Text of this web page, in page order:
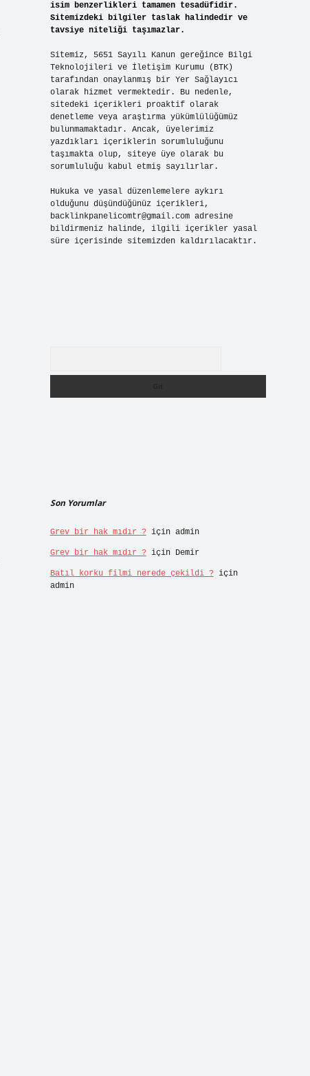
isim benzerlikleri tamamen tesadüfidir.
Sitemizdeki bilgiler taslak halindedir ve
tavsiye niteliği taşımazlar.
Sitemiz, 5651 Sayılı Kanun gereğince Bilgi
Teknolojileri ve İletişim Kurumu (BTK)
tarafından onaylanmış bir Yer Sağlayıcı
olarak hizmet vermektedir. Bu nedenle,
sitedeki içerikleri proaktif olarak
denetleme veya araştırma yükümlülüğümüz
bulunmamaktadır. Ancak, üyelerimiz
yazdıkları içeriklerin sorumluluğunu
taşımakta olup, siteye üye olarak bu
sorumluluğu kabul etmiş sayılırlar.
Hukuka ve yasal düzenlemelere aykırı
olduğunu düşündüğünüz içerikleri,
backlinkpanelicomtr@gmail.comadresine
bildirmeniz halinde, ilgili içerikler yasal
süre içerisinde sitemizden kaldırılacaktır.
Son Yorumlar
Grev bir hak mıdır ?için admin
Grev bir hak mıdır ?için Demir
Batıl korku filmi nerede çekildi ?için
admin